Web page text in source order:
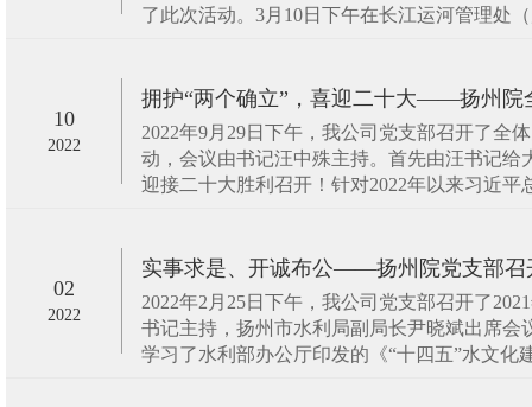
了此次活动。3月10日下午在长江运河管理处
10
2022
拥护“两个确立”，喜迎二十大——扬州院
2022年9月29日下午，我公司党支部召开了全
动，会议由书记汪中殊主持。首先由汪书记
迎接二十大胜利召开！针对2022年以来习近平
02
2022
实事求是、开诚布公——扬州院党支部召
2022年2月25日下午，我公司党支部召开了
书记主持，扬州市水利局副局长尹晓斌出席会
学习了水利部办公厅印发的《“十四五”水文化